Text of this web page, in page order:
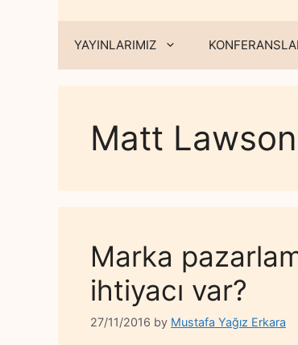
YAYINLARIMIZ
Matt Lawson
Marka
ihtiyacı var?
27/11/2016 by Mustafa Yağız Erkara